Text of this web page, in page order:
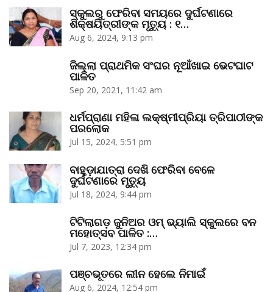
ସ୍କୁଲରୁ ଫେରିବା ସମୟରେ ଦୁର୍ଘଟଣାରେ
ଶିକ୍ଷୟିତ୍ରୀଙ୍କ ମୃତ୍ୟୁ : ୧…
Aug 6, 2024, 9:13 pm
ଜିଲ୍ଲା ପ୍ରାଥମିକ ସଂଘର ନୂଆଁଖାଇ ଭେଟଘାଟ
ପାଳିତ
Sep 20, 2021, 11:42 am
ଧର୍ମପ୍ରାଣା ମହିଳା ଲକ୍ଷ୍ମୀପ୍ରିୟା ତ୍ରିପାଠୀଙ୍କ
ପରଲୋକ
Jul 15, 2024, 5:51 pm
ବାହୁଡ଼ାଯାତ୍ରା ଦେଖି ଫେରିବା ବେଳେ
ଦୁର୍ଘଟଣାରେ ମୃତ୍ୟୁ
Jul 18, 2024, 9:44 pm
ଟିଟିଲାଗଡ଼ ଜୁନିଅର ଓମ୍‌ ଭ୍ୟାଲି ସ୍କୁଲରେ ବନ
ମହୋତ୍ସବ ପାଳିତ :…
Jul 7, 2023, 12:34 pm
ପଞ୍ଚଭୂତରେ ଲୀନ ହେଲେ ନିମାଇଁ
Aug 6, 2024, 12:54 pm